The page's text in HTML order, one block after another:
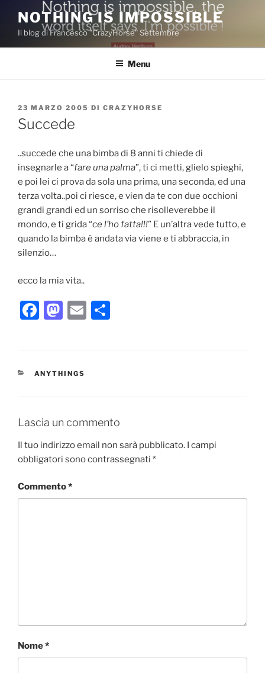
contenuto
NOTHING IS IMPOSSIBLE
Il blog di Francesco "CrazyHorse" Settembre
Menu
PUBBLICATO
IL
23 MARZO 2005 DI CRAZYHORSE
Succede
..succede che una bimba di 8 anni ti chiede di
insegnarle a “fare una palma”, ti ci metti, glielo spieghi,
e poi lei ci prova da sola una prima, una seconda, ed una
terza volta..poi ci riesce, e vien da te con due occhioni
grandi grandi ed un sorriso che risolleverebbe il
mondo, e ti grida “ce l’ho fatta!!!” E un’altra vede tutto, e
quando la bimba è andata via viene e ti abbraccia, in
silenzio…
ecco la mia vita..
F
e
o
k
M
o
n
E
CATEGORIE
ANYTHINGS
Lascia un commento
Il tuo indirizzo email non sarà pubblicato. I campi
obbligatori sono contrassegnati *
Commento*
Nome*